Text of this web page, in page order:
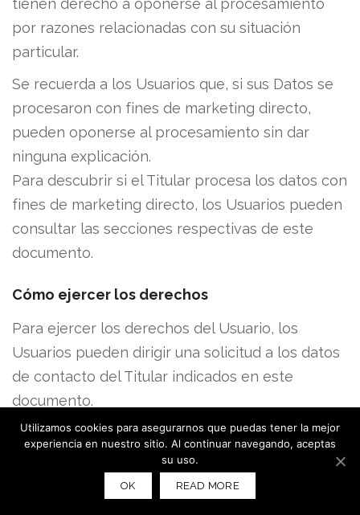
tienen derecho a oponerse al procesamiento
por razones relacionadas con su situación
particular.
Se recuerda a los Usuarios que, si sus Datos se
procesaron con fines de marketing directo,
pueden oponerse al procesamiento sin dar
ninguna explicación.
Para descubrir si el Titular procesa los datos con
fines de marketing directo, los Usuarios pueden
consultar las secciones respectivas de este
documento.
Cómo ejercer los derechos
Para ejercer los derechos del Usuario, los
Usuarios pueden dirigir una solicitud a los datos
de contacto del Titular indicados en este
documento.
Las solicitudes se depositan a título gratuito y el
Titular las procesa lo antes posible, en cualquier
caso dentro de un mes.
Utilizamos cookies para asegurarnos que puedas tener la mejor
experiencia en nuestro sitio. Al continuar navegando, aceptas
su uso.
OK READ MORE